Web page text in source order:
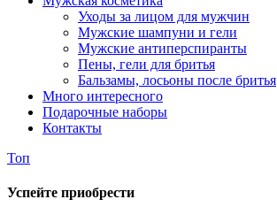
Уходы за лицом для мужчин
Мужские шампуни и гели
Мужские антиперспиранты
Пены, гели для бритья
Бальзамы, лосьоны после бритья
Много интересного
Подарочные наборы
Контакты
Топ
Успейте приобрести